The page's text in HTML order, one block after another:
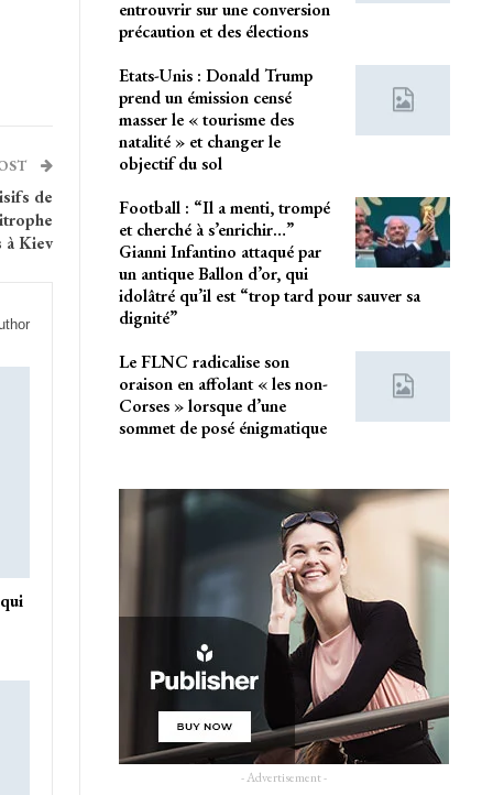
de
à Kiev
entrouvrir sur une conversion
précaution et des élections
Etats-Unis : Donald Trump
prend un émission censé
masser le « tourisme des
natalité » et changer le
objectif du sol
Football : “Il a menti, trompé
et cherché à s’enrichir…”
Gianni Infantino attaqué par
un antique Ballon d’or, qui
idolâtré qu’il est “trop tard pour sauver sa
dignité”
Le FLNC radicalise son
oraison en affolant « les non-
Corses » lorsque d’une
sommet de posé énigmatique
- Advertisement -